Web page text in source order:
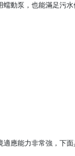
動泵，也能滿足污
能力非常強，下面